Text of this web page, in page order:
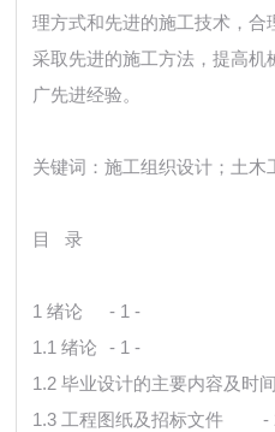
理方式和先进的施工技术，合
采取先进的施工方法，提高机
广先进经验。
关键词：施工组织设计；土木
目 录
1 绪论
- 1 -
1.1 绪论
- 1 -
1.2 毕业设计的主要内容及时
1.3 工程图纸及招标文件
-